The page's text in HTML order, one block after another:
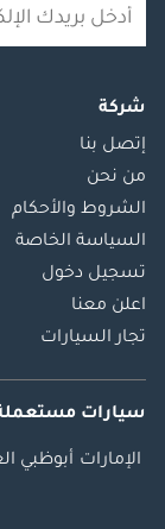
شركة
إتصل بنا
من نحن
الشروط والأحكام
السياسة الخاصة
تسجيل دخول
اعلن معنا
تجار السيارات
سيارات
الإمارات أبوظبي